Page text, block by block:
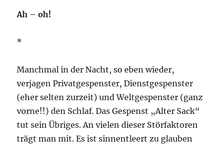
Ah – oh!
*
Manchmal in der Nacht, so eben wieder,
verjagen Privatgespenster, Dienstgespenster
(eher selten zurzeit) und Weltgespenster (ganz
vorne!!) den Schlaf. Das Gespenst „Alter Sack“
tut sein Übriges. An vielen dieser Störfaktoren
trägt man mit. Es ist sinnentleert zu glauben